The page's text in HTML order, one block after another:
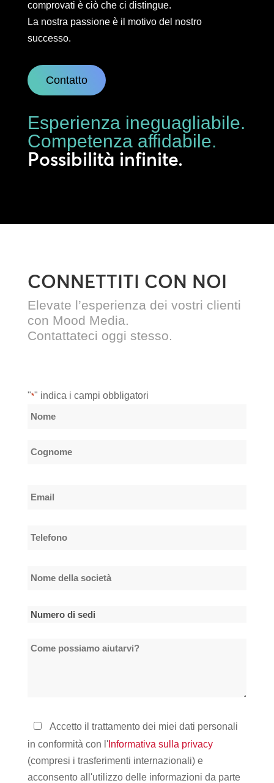
comprovati è ciò che ci distingue.
La nostra passione è il motivo del nostro
successo.
Contatto
Esperienza ineguagliabile.
Competenza affidabile.
Possibilità infinite.
CONNETTITI CON NOI
Elevate l’esperienza dei vostri clienti
con Mood Media.
Contattateci oggi stesso.
"*" indica i campi obbligatori
Nome
Email
Telefono
Nome
Numero
sedi
Come
Informativa
sulla
privacy
*
Accetto il trattamento dei miei dati personali
in conformità con l'Informativa sulla privacy
(compresi i trasferimenti internazionali) e
acconsento all'utilizzo delle informazioni da parte